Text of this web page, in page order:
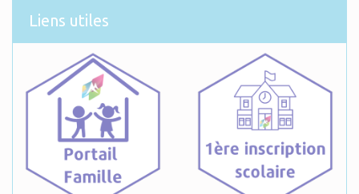
Liens utiles